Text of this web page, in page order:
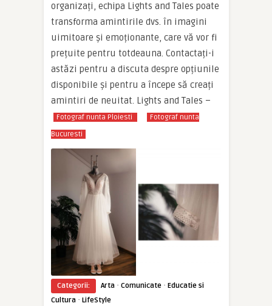
organizați, echipa Lights and Tales poate
transforma amintirile dvs. în imagini
uimitoare și emoționante, care vă vor fi
prețuite pentru totdeauna. Contactați-i
astăzi pentru a discuta despre opțiunile
disponibile și pentru a începe să creați
amintiri de neuitat. Lights and Tales –
Fotograf nunta Ploiesti
Fotograf nunta
Bucuresti
Categorii: Arta · Comunicate · Educatie si
Cultura · LifeStyle